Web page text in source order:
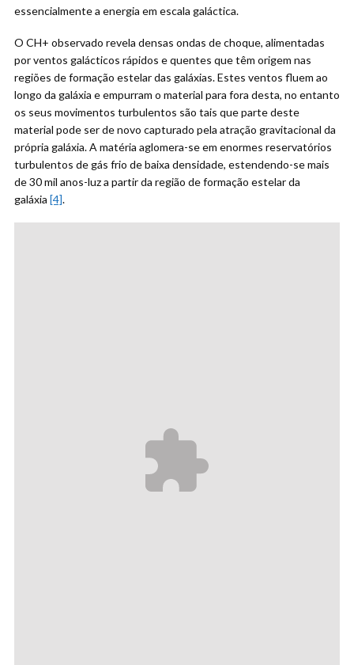
essencialmente a energia em escala galáctica.
O CH+ observado revela densas ondas de choque, alimentadas
por ventos galácticos rápidos e quentes que têm origem nas
regiões de formação estelar das galáxias. Estes ventos fluem ao
longo da galáxia e empurram o material para fora desta, no entanto
os seus movimentos turbulentos são tais que parte deste
material pode ser de novo capturado pela atração gravitacional da
própria galáxia. A matéria aglomera-se em enormes reservatórios
turbulentos de gás frio de baixa densidade, estendendo-se mais
de 30 mil anos-luz a partir da região de formação estelar da
galáxia [4].